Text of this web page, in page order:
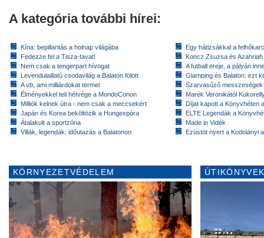
A kategória további hírei:
Kína: bepillantás a holnap világába
Fedezze fel a Tisza-tavat!
Nem csak a tengerpart hívogat
Levendulaillatú csodavilág a Balaton fölött
A vb, ami milliárdokat termel
Élményekkel teli hétvége a MondoConon
Milliók kelnek útra - nem csak a meccsekért
Japán és Korea beköltözik a Hungexpóra
Átalakult a sportzóna
Villák, legendák: időutazás a Balatonon
Egy hátizsákkal a
Koncz Zsuzsa és
A futball ereje, a pályán
Glamping és Balaton: ezt
Szarvasűző messzeségek
Marék Veronikától
Díjat kapott a Könyvhéten
ELTE Legendák a
Made in Vidék
Ezüstöt nyert a Kodolányi
KÖRNYEZETVÉDELEM